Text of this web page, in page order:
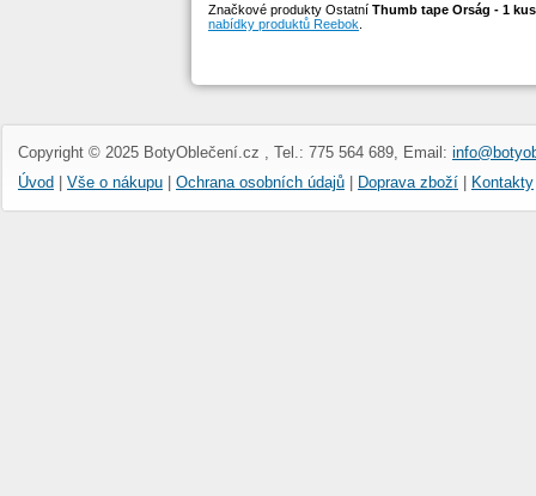
úzká 32 ks -...
Značkové produkty Ostatní Thumb tape Orság - 1
nabídky produktů Reebok
Copyright © 2025 BotyOblečení.cz , Tel.: 775 564 689, Email:
Úvod
Vše o nákupu Ochrana osobních údajů Doprava zboží Kontakty